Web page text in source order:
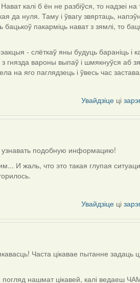
калі б ён не разбіўся, то надзеі
да нуля. Таму і ўвагу звяртаць,
пакарміць нават з зямлі, то
- слёткаў яны будуць бараніць і
гнязда вароны выпаў і шмякнуўся аб
на яго паглядзець і ўвесь час
Увайдзіце ці
узнавать подобную информацию!
И жаль, что это такая глупая
Увайдзіце ці
Часта цікавае пытанне задаць
нашмат цікавей, калі ведаеш